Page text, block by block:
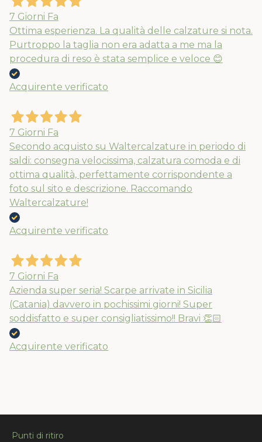
7 Giorni Fa
Ottima esperienza. La qualità delle calzature si nota.
Purtroppo la taglia non era adatta a me ma la
procedura di reso è stata semplice e veloce 😊
Acquirente verificato
7 Giorni Fa
Secondo acquisto su Waltercalzature in periodo di
saldi: consegna velocissima, calzatura comoda e di
ottima qualità, perfettamente corrispondente a
foto sul sito e descrizione. Raccomando
Waltercalzature!
Acquirente verificato
7 Giorni Fa
Azienda super seria! Scarpe arrivate in Sicilia
(Catania) davvero in pochissimi giorni! Super
soddisfatto e super consigliatissimo!! Bravi 👏🏻
Acquirente verificato
Punti di ritiro